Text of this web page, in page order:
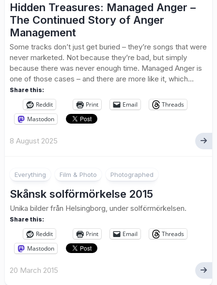
Hidden Treasures: Managed Anger –
The Continued Story of Anger
Management
Some tracks don’t just get buried – they’re songs that were
never marketed. Not because they’re bad, but simply
because there was never enough time. Managed Anger is
one of those cases – and there are more like it, which...
Share this:
Reddit Print Email
Threads
Mastodon
8 August 2025
Everything Film & Photo Photographed
Skånsk solförmörkelse 2015
Unika bilder från Helsingborg, under solförmörkelsen.
Share this:
Reddit Print Email
Threads
Mastodon
20 March 2015